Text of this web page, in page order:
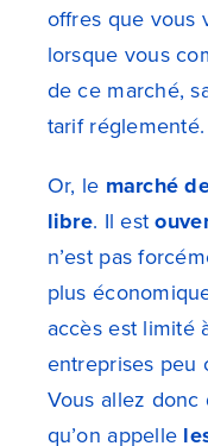
offres que vous
lorsque vous
de ce marché,
tarif réglementé.
Or, le marché
libre. Il est
n’est pas
plus
accès est limité
entreprises peu
Vous allez
qu’on appelle